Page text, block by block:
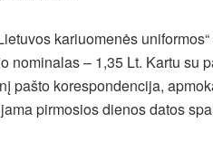
kariuomenės
nominalas – 1,35 Lt. Kartu su
pašto korespondencija,
pirmosios dienos datos